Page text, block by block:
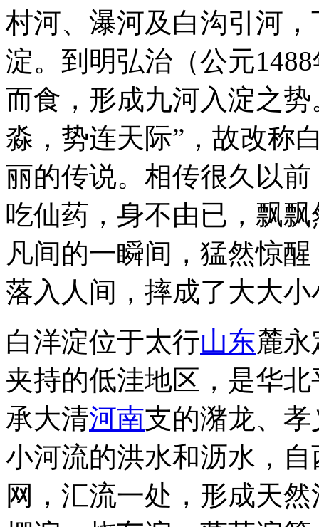
村河、瀑河及白沟引河
淀。到明弘治（公元
而食，形成九河入淀之
淼，势连天际”，故改称
丽的传说。相传很久以
吃仙药，身不由已，飘
凡间的一瞬间，猛然惊
落入人间，摔成了大大
白洋淀位于太行山东麓
夹持的低洼地区，是华
承大清河南支的潴龙、
小河流的洪水和沥水，
网，汇流一处，形成天